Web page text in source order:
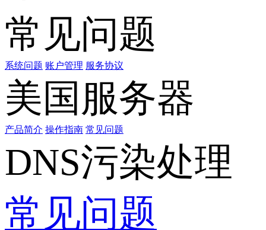
常见问题
系统问题 账户管理 服务协议
美国服务器
产品简介 操作指南 常见问题
DNS污染处理
常见问题